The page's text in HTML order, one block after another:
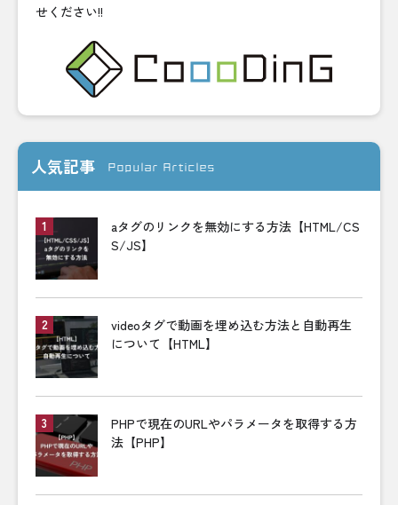
せください!!
人気記事 Popular Articles
aタグのリンクを無効にする方法【HTML/CS
S/JS】
videoタグで動画を埋め込む方法と自動再生
について【HTML】
PHPで現在のURLやパラメータを取得する方
法【PHP】